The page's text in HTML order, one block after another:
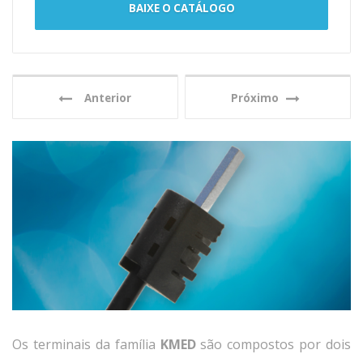
BAIXE O CATÁLOGO
Anterior Próximo
Os terminais da família KMEDsão compostos por dois